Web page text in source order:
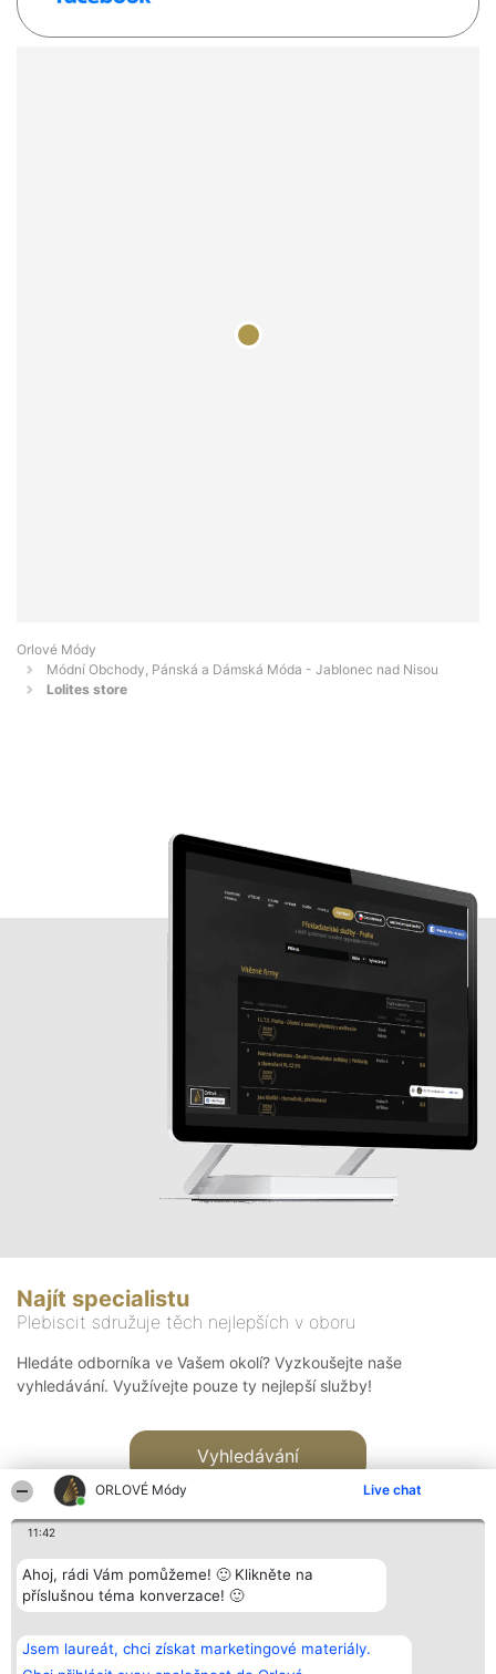
ORLOVÉ Módy Live chat
11:42
Ahoj, rádi Vám pomůžeme! 🙂 Klikněte na
příslušnou téma konverzace! 🙂
Jsem laureát, chci získat marketingové materiály.
Orlové Módy
Módní Obchody, Pánská a Dámská Móda - Jablonec nad Nisou
Lolites store
Najít specialistu
Plebiscit sdružuje těch nejlepších v oboru
Hledáte odborníka ve Vašem okolí? Vyzkoušejte naše
vyhledávání. Využívejte pouze ty nejlepší služby!
Vyhledávání
Bright Side Solutions sp. z o.
o. sp. k.
ul. Ruska 22
Vítězové
Seznam všech
laureátů
Kontakt